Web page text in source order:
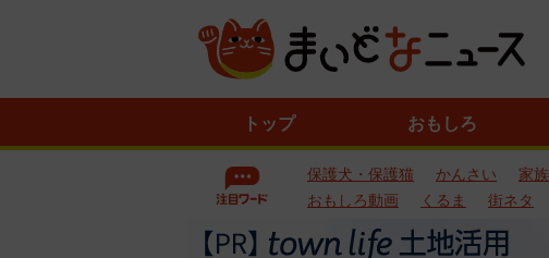
トップ おもしろ
保護犬・保護猫 かんさい 家族
おもしろ動画
くるま 街ネタ